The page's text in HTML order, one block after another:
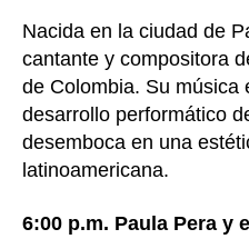
Nacida en la ciudad de
cantante y compositora
de Colombia. Su música
desarrollo performático
desemboca en una
latinoamericana.
6:00 p.m. Paula Pera y